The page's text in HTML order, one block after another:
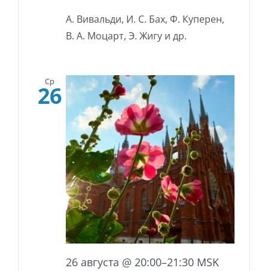
А. Вивальди, И. С. Бах, Ф. Куперен,
В. А. Моцарт, Э. Жигу и др.
Ср
26
26 августа @ 20:00–21:30 MSK